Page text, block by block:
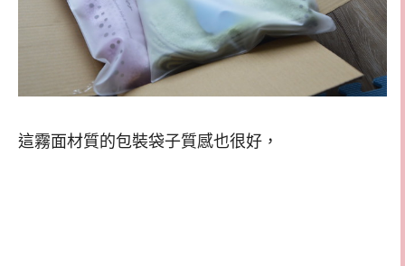
這霧面材質的包裝袋子質感也很好，